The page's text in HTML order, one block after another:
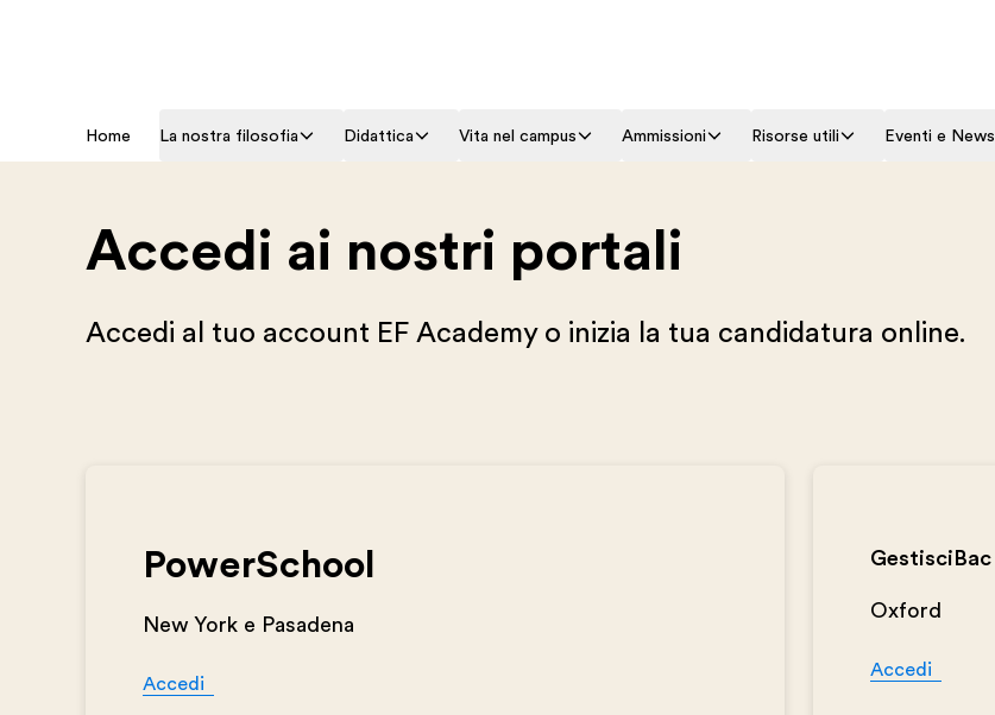
Home La nostra filosofia Didattica Vita nel campus Ammissioni Risorse utili Eventi e News
Accedi ai nostri portali
Accedi al tuo account EF Academy o inizia la tua candidatura online.
PowerSchool
New York e Pasadena
Accedi
GestisciBac
Oxford
Accedi